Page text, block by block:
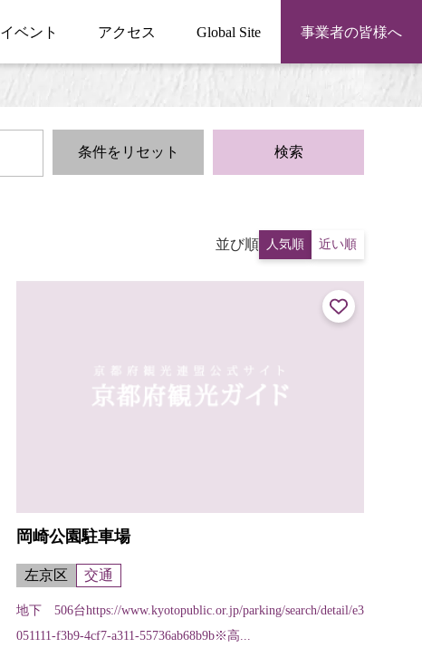
イベント アクセス Global Site 事業者の皆様へ
条件をリセット 検索
並び順 人気順 近い順
岡崎公園駐車場
左京区 交通
地下 506台https://www.kyotopublic.or.jp/parking/search/detail/e3
051111-f3b9-4cf7-a311-55736ab68b9b※高...